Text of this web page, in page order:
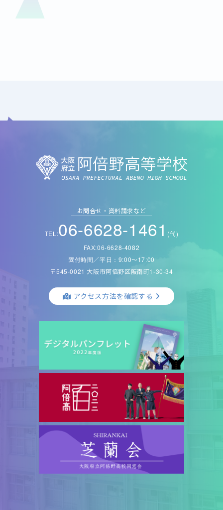
お問合せ・資料請求など
TEL:06-6628-1461 (代)
FAX:06-6628-4082
受付時間／平日：9:00〜17:00
〒545-0021 大阪市阿倍野区阪南町1-30-34
アクセス方法を確認する